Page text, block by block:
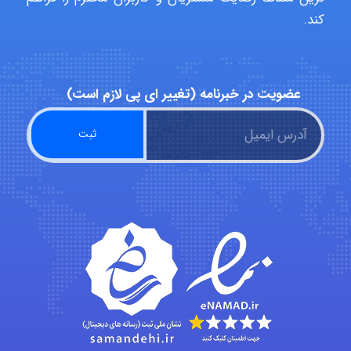
A.balandeh
fatima
Jafar Tym
aghajari vahid
کند.
عضویت در خبرنامه (تغییر ای پی لازم است)